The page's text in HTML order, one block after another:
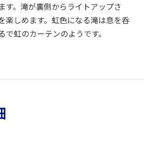
す。滝が裏側からライトアップさ
楽しめます。虹色になる滝は息を呑
で虹のカーテンのようです。